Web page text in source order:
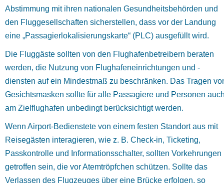
Abstimmung mit ihren nationalen Gesundheitsbehörden und
den Fluggesellschaften sicherstellen, dass vor der Landung
eine „Passagierlokalisierungskarte“ (PLC) ausgefüllt wird.
Die Fluggäste sollten von den Flughafenbetreibern beraten
werden, die Nutzung von Flughafeneinrichtungen und -
diensten auf ein Mindestmaß zu beschränken. Das Tragen
Gesichtsmasken sollte für alle Passagiere und Personen
am Zielflughafen unbedingt berücksichtigt werden.
Wenn Airport-Bedienstete von einem festen Standort aus mit
Reisegästen interagieren, wie z. B. Check-in, Ticketing,
Passkontrolle und Informationsschalter, sollten Vorkehrungen
getroffen sein, die vor Atemtröpfchen schützen. Sollte das
Verlassen des Flugzeuges über eine Brücke erfolgen, so